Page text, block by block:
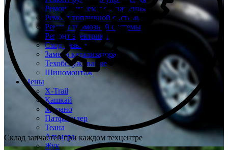
Ремонт системы охлаждения
Ремонт топливной системы
Ремонт тормозной системы
Ремонт электрики
Сход-развал
Замена катализатора
Техобслуживание
Шиномонтаж
Цены
X-Trail
Кашкай
Мурано
Патфайндер
Теана
Альмера
Жук
Склад запчастей при каждом техцентре